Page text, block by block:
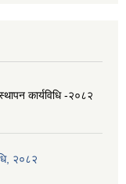
कार्यविधि -२०८२
२०८२